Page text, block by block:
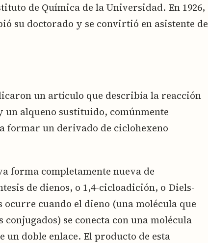
de Química de la Universidad. En 1926,
su doctorado y se convirtió en asistente de
un artículo que describía la reacción
un alqueno sustituido, comúnmente
formar un derivado de ciclohexeno
forma completamente nueva de
de dienos, o 1,4-cicloadición, o Diels-
ocurre cuando el dieno (una molécula que
conjugados) se conecta con una molécula
un doble enlace. El producto de esta